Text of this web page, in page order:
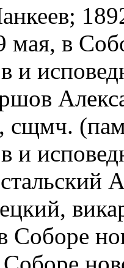
в
и
сщмч.
и
Соборе